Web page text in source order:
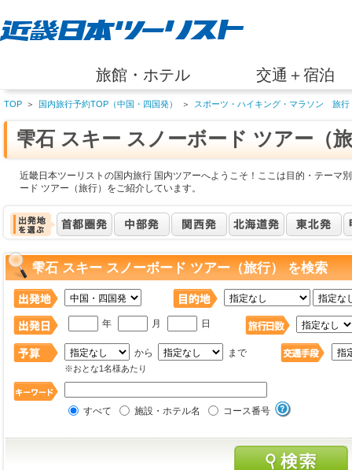
旅館・ホテル 交通＋宿泊
TOP ＞ 国内旅行予約TOP（中国・四国発） ＞ スポーツ・ハイキング・マラソン 旅行
雫石 スキー スノーボード ツアー（
近畿日本ツーリストの国内旅行 国内ツアーへようこそ！ここは目的・テーマ
ード ツアー（旅行）をご紹介しています。
雫石 スキー スノーボード ツアー（旅行） を検索
年 月 日
から まで
※おとな1名様あたり
すべて 施設・ホテル名 コース番号